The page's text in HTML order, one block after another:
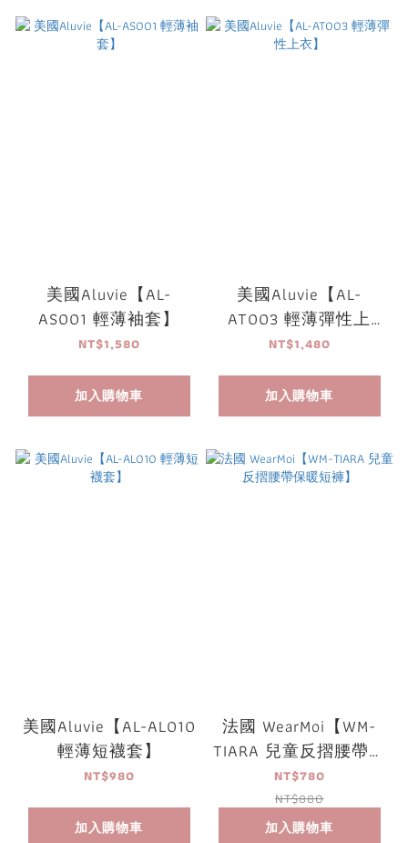
美國Aluvie【AL-
AS001 輕薄袖套】
NT$1,580
加入購物車
美國Aluvie【AL-
AT003 輕薄彈性上
衣】
NT$1,480
加入購物車
美國Aluvie【AL-AL010
輕薄短襪套】
NT$980
加入購物車
法國 WearMoi【WM-
TIARA 兒童反摺腰帶保
暖短褲】
NT$780
NT$880
加入購物車